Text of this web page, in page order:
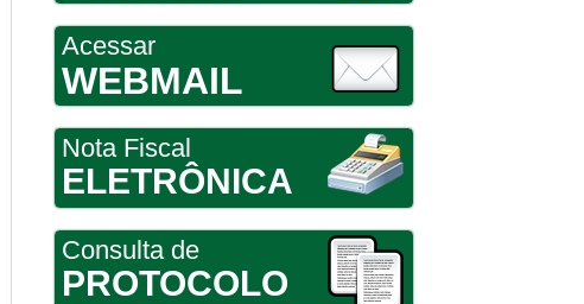
Acessar
WEBMAIL
Nota Fiscal
ELETRÔNICA
Consulta de
PROTOCOLO